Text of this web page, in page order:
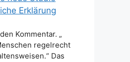
Erklärung
Kommentar. „
regelrecht
Das